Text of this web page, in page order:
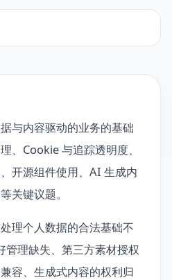
与内容驱动的业务的基础
、Cookie 与追踪透明度、
开源组件使用、AI 生成内
关键议题。
理个人数据的合法基础不
理缺失、第三方素材授权
容、生成式内容的权利归